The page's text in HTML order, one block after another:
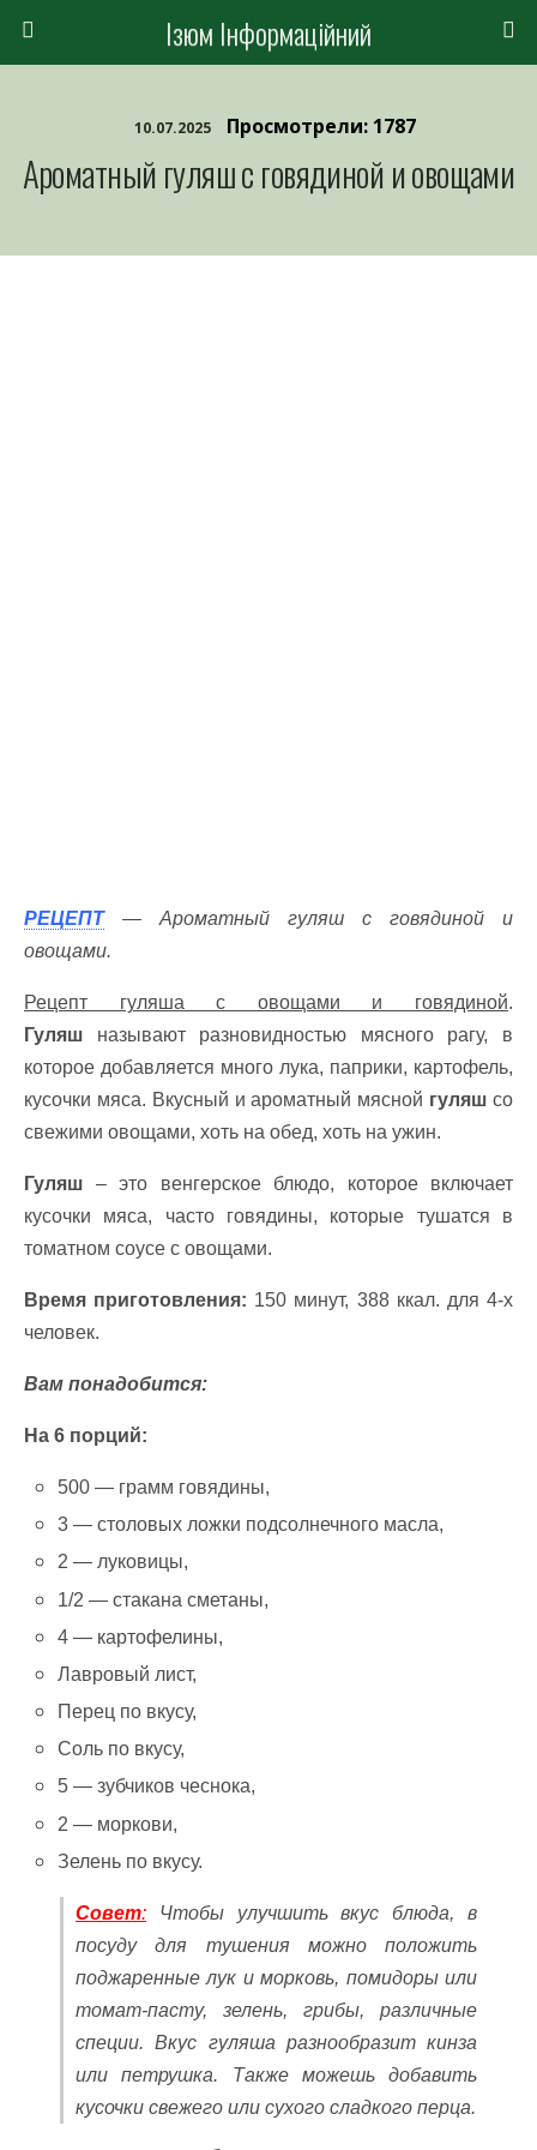
Ізюм Інформаційний
10.07.2025 Просмотрели: 1787
Ароматный гуляш с говядиной и овощами
РЕЦЕПТ— Ароматный гуляш с говядиной и
овощами.
Рецепт гуляша с овощами и говядиной.
Гуляш называют разновидностью мясного рагу, в
которое добавляется много лука, паприки, картофель,
кусочки мяса. Вкусный и ароматный мясной гуляш со
свежими овощами, хоть на обед, хоть на ужин.
Гуляш – это венгерское блюдо, которое включает
кусочки мяса, часто говядины, которые тушатся в
томатном соусе с овощами.
Время приготовления: 150 минут, 388 ккал. для 4-х
человек.
Вам понадобится:
На 6 порций:
500 — грамм говядины,
3 — столовых ложки подсолнечного масла,
2 — луковицы,
1/2 — стакана сметаны,
4 — картофелины,
Лавровый лист,
Перец по вкусу,
Соль по вкусу,
5 — зубчиков чеснока,
2 — моркови,
Зелень по вкусу.
Совет: Чтобы улучшить вкус блюда, в
посуду для тушения можно положить
поджаренные лук и морковь, помидоры или
томат-пасту, зелень, грибы, различные
специи. Вкус гуляша разнообразит кинза
или петрушка. Также можешь добавить
кусочки свежего или сухого сладкого перца.